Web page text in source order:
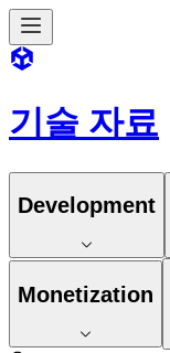
기술 자료
Development
Monetization